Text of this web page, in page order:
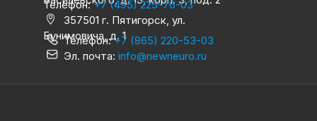
Телефон:+7 (495) 225-76-03
357501 г. Пятигорск, ул.
Бунимовича, д. 1
Телефон:+7 (865) 220-53-03
Эл. почта: info@newneuro.ru